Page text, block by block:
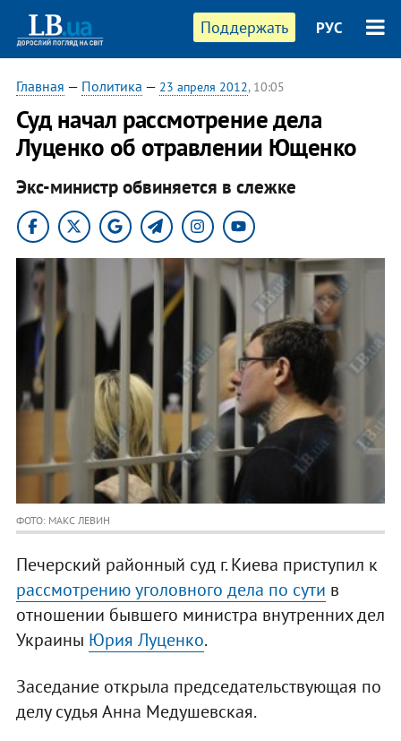
Поддержать РУС
Главная — Политика — 23 апреля 2012, 10:05
Суд начал рассмотрение дела
Луценко об отравлении Ющенко
Экс-министр обвиняется в слежке
ФОТО: МАКС ЛЕВИН
Печерский районный суд г. Киева приступил к
рассмотрению уголовного дела по сути в
отношении бывшего министра внутренних дел
Украины Юрия Луценко.
Заседание открыла председательствующая по
делу судья Анна Медушевская.